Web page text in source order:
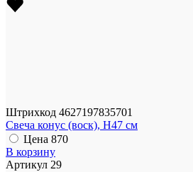
Штрихкод 4627197835701
Свеча конус (воск), H47 см
Цена 870
В корзину
Артикул 29